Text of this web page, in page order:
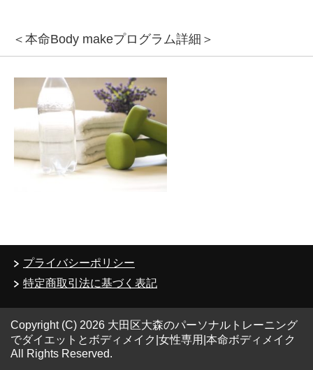
＜本命Body makeプログラム詳細＞
プライバシーポリシー
特定商取引法に基づく表記
Copyright (C) 2026 大田区大森のパーソナルトレーニング
でダイエットとボディメイク|女性専用|本命ボディメイク
All Rights Reserved.